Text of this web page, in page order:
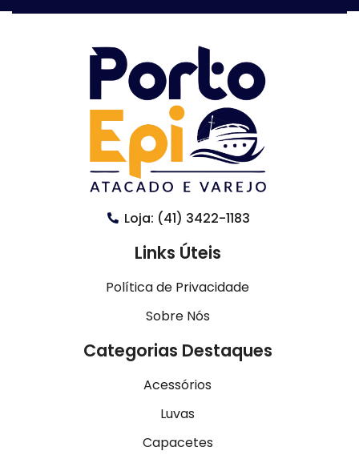
Loja: (41) 3422-1183
Links Úteis
Política de Privacidade
Sobre Nós
Categorias Destaques
Acessórios
Luvas
Capacetes